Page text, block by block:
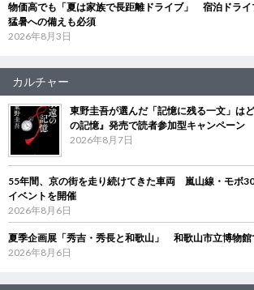
物価高でも「夏は家族で長距離ドライブ」 宿泊ドライ
猛暑への備えも必須
2026年8月3日
カルチャー
東野圭吾が選んだ「記憶に残る一文」は
の記憶』発売で読者参加型キャンペーン
2026年8月7日
55年間、京の街を走り続けてきた車両 嵐山線・モボ
イベントを開催
2026年8月6日
夏季企画展「秀吉・秀長と和歌山」 和歌山市立博物館
2026年8月6日